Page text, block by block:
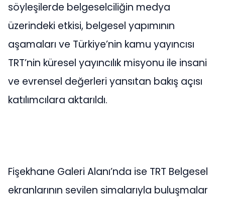
söyleşilerde belgeselciliğin medya
üzerindeki etkisi, belgesel yapımının
aşamaları ve Türkiye’nin kamu yayıncısı
TRT’nin küresel yayıncılık misyonu ile insani
ve evrensel değerleri yansıtan bakış açısı
katılımcılara aktarıldı.
Fişekhane Galeri Alanı’nda ise TRT Belgesel
ekranlarının sevilen simalarıyla buluşmalar